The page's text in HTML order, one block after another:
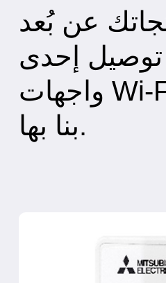
عن بُعد
إحدى
واجهات Wi-Fi الخاصة
بنا بها.